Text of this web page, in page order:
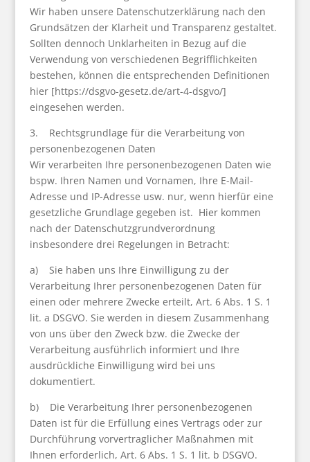
Wir haben unsere Datenschutzerklärung nach den
Grundsätzen der Klarheit und Transparenz gestaltet.
Sollten dennoch Unklarheiten in Bezug auf die
Verwendung von verschiedenen Begrifflichkeiten
bestehen, können die entsprechenden Definitionen
hier [https://dsgvo-gesetz.de/art-4-dsgvo/]
eingesehen werden.
3. Rechtsgrundlage für die Verarbeitung von
personenbezogenen Daten
Wir verarbeiten Ihre personenbezogenen Daten wie
bspw. Ihren Namen und Vornamen, Ihre E-Mail-
Adresse und IP-Adresse usw. nur, wenn hierfür eine
gesetzliche Grundlage gegeben ist. Hier kommen
nach der Datenschutzgrundverordnung
insbesondere drei Regelungen in Betracht:
a) Sie haben uns Ihre Einwilligung zu der
Verarbeitung Ihrer personenbezogenen Daten für
einen oder mehrere Zwecke erteilt, Art. 6 Abs. 1 S. 1
lit. a DSGVO. Sie werden in diesem Zusammenhang
von uns über den Zweck bzw. die Zwecke der
Verarbeitung ausführlich informiert und Ihre
ausdrückliche Einwilligung wird bei uns
dokumentiert.
b) Die Verarbeitung Ihrer personenbezogenen
Daten ist für die Erfüllung eines Vertrags oder zur
Durchführung vorvertraglicher Maßnahmen mit
Ihnen erforderlich, Art. 6 Abs. 1 S. 1 lit. b DSGVO.